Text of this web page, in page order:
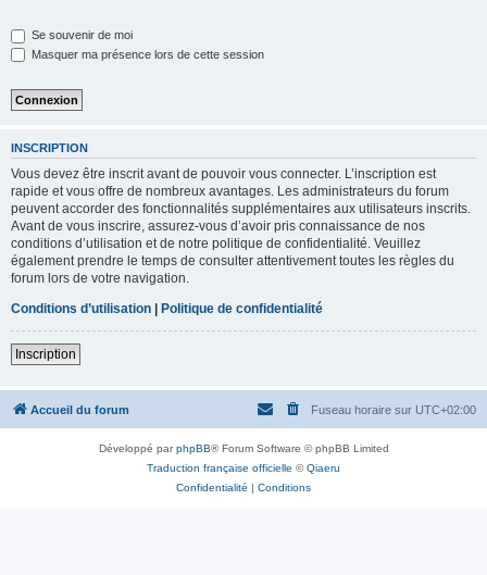
Se souvenir de moi
Masquer ma présence lors de cette session
INSCRIPTION
Vous devez être inscrit avant de pouvoir vous connecter. L’inscription est
rapide et vous offre de nombreux avantages. Les administrateurs du forum
peuvent accorder des fonctionnalités supplémentaires aux utilisateurs inscrits.
Avant de vous inscrire, assurez-vous d’avoir pris connaissance de nos
conditions d’utilisation et de notre politique de confidentialité. Veuillez
également prendre le temps de consulter attentivement toutes les règles du
forum lors de votre navigation.
Conditions d’utilisation | Politique de confidentialité
Inscription
Accueil du forum Fuseau horaire sur UTC+02:00
Développé parphpBB® Forum Software © phpBB Limited
Traduction française officielle ©Qiaeru
Confidentialité | Conditions